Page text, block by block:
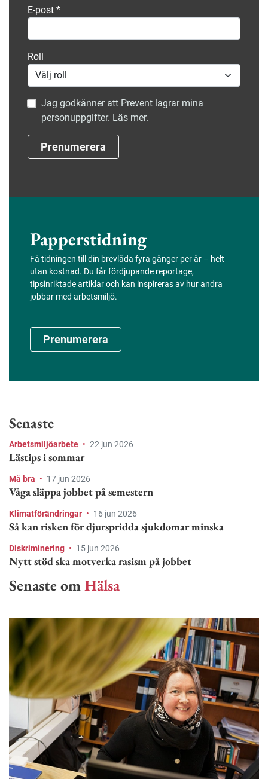
E-post *
Roll
Jag godkänner att Prevent lagrar mina
personuppgifter. Läs mer.
Prenumerera
Papperstidning
Få tidningen till din brevlåda fyra gånger per år – helt
utan kostnad. Du får fördjupande reportage,
tipsinriktade artiklar och kan inspireras av hur andra
jobbar med arbetsmiljö.
Prenumerera
Senaste
Arbetsmiljöarbete • 22 jun 2026
Lästips i sommar
Må bra • 17 jun 2026
Våga släppa jobbet på semestern
Klimatförändringar • 16 jun 2026
Så kan risken för djurspridda sjukdomar minska
Diskriminering • 15 jun 2026
Nytt stöd ska motverka rasism på jobbet
Senaste omHälsa